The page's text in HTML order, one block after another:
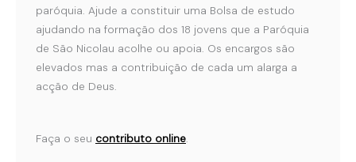
paróquia. Ajude a constituir uma Bolsa de estudo
ajudando na formação dos 18 jovens que a Paróquia
de São Nicolau acolhe ou apoia. Os encargos são
elevados mas a contribuição de cada um alarga a
acção de Deus.
Faça o seu contributo online.